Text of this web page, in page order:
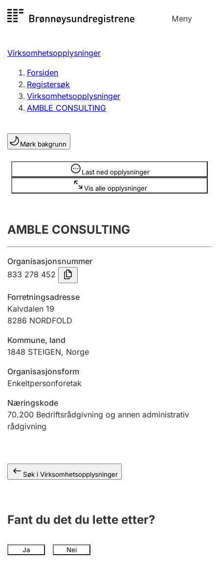
til
Meny
Registersøk
Aksjeselskap
Enkeltpersonforetak
Registrere, endre, slette
Lag og forening
Registrere, endre, slette
Årsregnskap
Innsending og forsinkelsesgebyr
Jeger
Ektepaktveileder
Offentlig sektor
Virksomhetsopplysninger
Forsiden
Registersøk
Virksomhetsopplysninger
AMBLE CONSULTING
Mørk bakgrunn
Last ned opplysninger
Vis alle opplysninger
Opplysninger er skjult
AMBLE CONSULTING
Organisasjonsnummer
833 278 452
Forretningsadresse
Kalvdalen 19
8286 NORDFOLD
Kommune, land
1848 STEIGEN, Norge
Organisasjonsform
Enkeltpersonforetak
Næringskode
70.200 Bedriftsrådgivning og annen administrativ
rådgivning
Søk i Virksomhetsopplysninger
Fant du det du lette etter?
Ja Nei